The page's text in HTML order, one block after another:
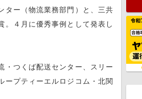
ー（物流業務部門）と、三共
。４月に優秀事例として発表し
つくば配送センター、スリー
ープティーエルロジコム・北関